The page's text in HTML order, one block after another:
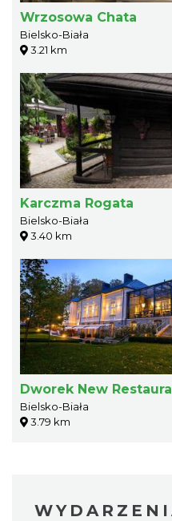
Wrzosowa Chata
Bielsko-Biała
3.21 km
Karczma Rogata
Bielsko-Biała
3.40 km
Dworek New
Bielsko-Biała
3.79 km